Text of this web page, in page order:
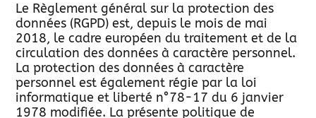
Le Règlement général sur la protection des
données (RGPD) est, depuis le mois de mai
2018, le cadre européen du traitement et de la
circulation des données à caractère personnel.
La protection des données à caractère
personnel est également régie par la loi
informatique et liberté n°78-17 du 6 janvier
1978 modifiée. La présente politique de